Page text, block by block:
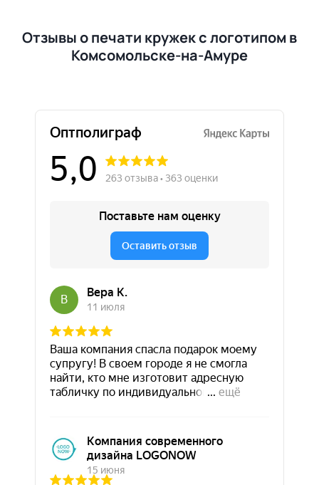
Отзывы о печати кружек с логотипом в
Комсомольске-на-Амуре